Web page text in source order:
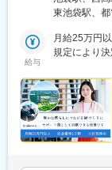
ター/埼玉県
区天戸町
プス市飯野
東池袋駅、
給与
月給25万円
規定により